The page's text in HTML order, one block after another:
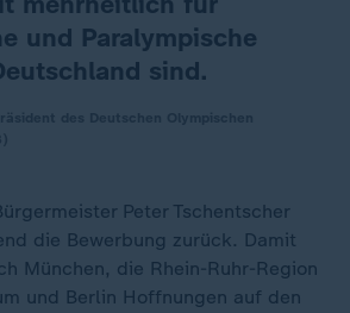
und Paralympische
sind.
Peter Tschentscher
die Bewerbung zurück. Damit
München, die Rhein-Ruhr-Region
und Berlin Hoffnungen auf den